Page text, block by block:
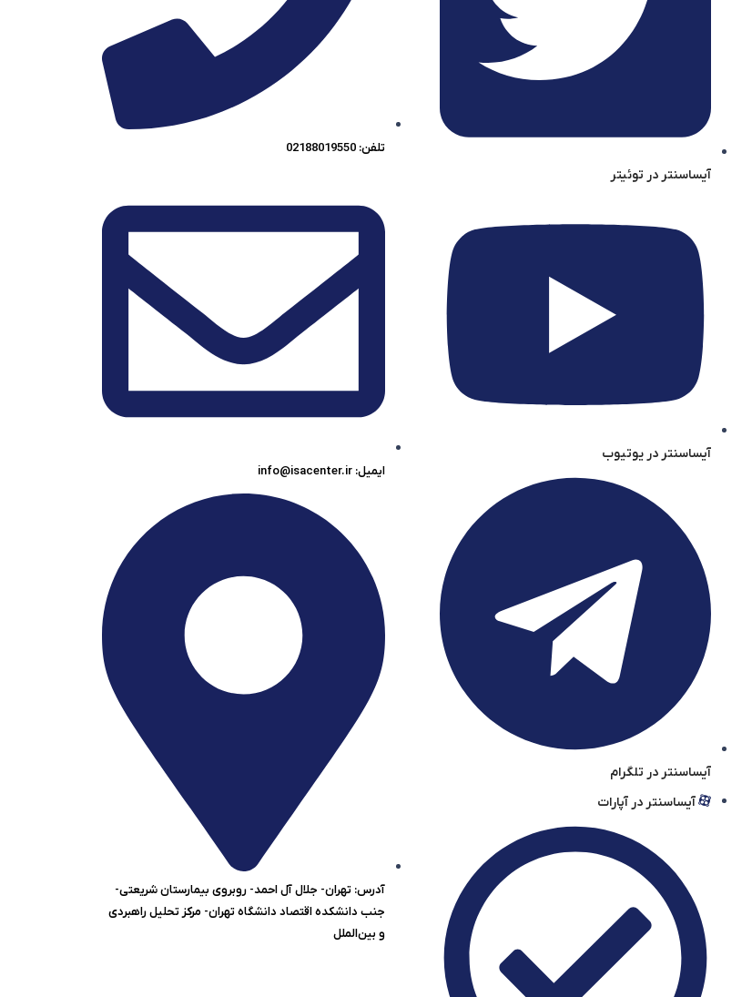
آیساسنتر در توئیتر
آیساسنتر در یوتیوب
آیساسنتر در تلگرام
آیساسنتر در آپارات
تلفن: 02188019550
ایمیل: info@isacenter.ir
آدرس: تهران- جلال آل احمد- روبروی بیمارستان شریعتی-
جنب دانشکده اقتصاد دانشگاه تهران- مرکز تحلیل راهبردی
و بین‌الملل